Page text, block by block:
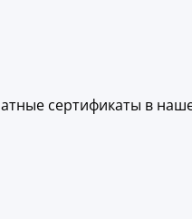
сертификаты в